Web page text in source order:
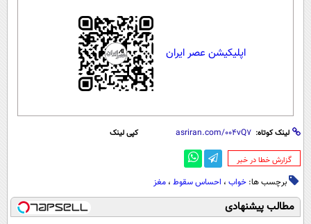
اپلیکیشن عصر ایران
لینک کوتاه: کپی لینک
‌گزارش خطا در خبر
برچسب ها: خواب ، احساس سقوط ، مغز
مطالب پیشنهادی